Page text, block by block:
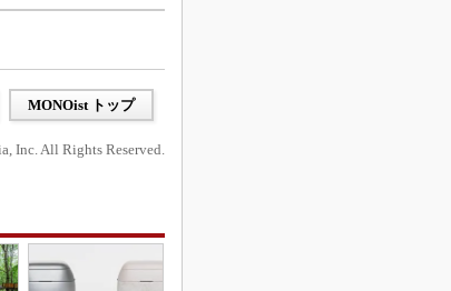
MONOist トップ
Inc. All Rights Reserved.